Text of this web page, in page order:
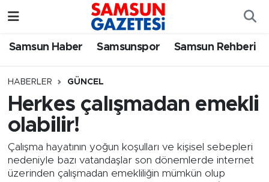
Samsun Haber Samsunspor Samsun Rehberi
HABERLER GÜNCEL
Herkes çalışmadan emekli
olabilir!
Çalışma hayatının yoğun koşulları ve kişisel sebepleri
nedeniyle bazı vatandaşlar son dönemlerde internet
üzerinden çalışmadan emekliliğin mümkün olup
Samsun Haber
Samsunspor
Samsun Rehberi
Samsun Nöbetçi Eczaneler
Samsun Hava Durumu
SAMSUN Namaz Vakitleri
Süper Lig Puan Durumu ve Fikstür